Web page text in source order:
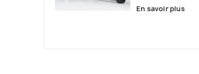
En savoir plus